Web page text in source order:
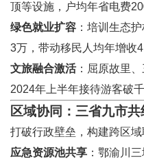
顶等设施，户均年省电费
绿色就业扩容 ：培训生态
3万，带动移民人均年增收
文旅融合激活：屈原故里、
2024年上半年接待游客破
区域协同：三省九市
打破行政壁垒，构建跨区域
应急资源池共享 ：鄂渝川